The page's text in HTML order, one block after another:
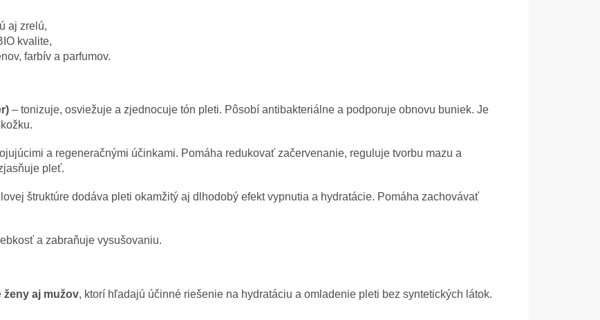
aj zrelú,
kvalite,
farbív a parfumov.
– tonizuje, osviežuje a zjednocuje tón pleti. Pôsobí antibakteriálne a podporuje obnovu buniek. Je
a regeneračnými účinkami. Pomáha redukovať začervenanie, reguluje tvorbu mazu a
pleť.
štruktúre dodáva pleti okamžitý aj dlhodobý efekt vypnutia a hydratácie. Pomáha zachovávať
a zabraňuje vysušovaniu.
ženy aj mužov, ktorí hľadajú účinné riešenie na hydratáciu a omladenie pleti bez syntetických látok.